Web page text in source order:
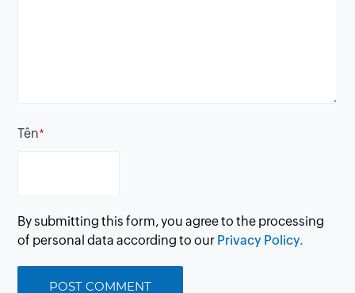
Tên*
By submitting this form, you agree to the processing
of personal data according to our Privacy Policy.